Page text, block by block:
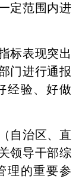
定范围内进
标表现突出
门进行通报
经验、好做
自治区、直
领导干部综
理的重要参